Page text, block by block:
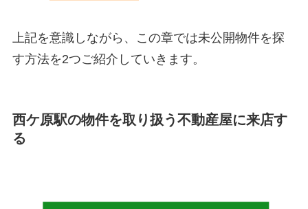
上記を意識しながら、この章では未公開物件を探
す方法を2つご紹介していきます。
西ケ原駅の物件を取り扱う不動産屋に来店す
る